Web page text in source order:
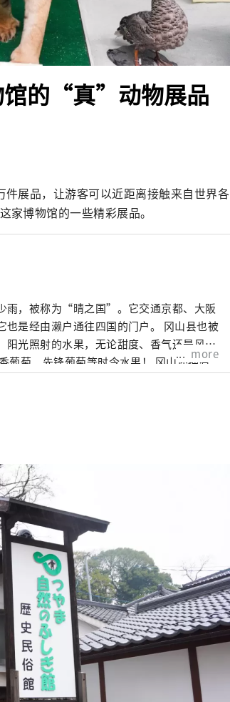
馆的“真”动物展品
展品，让游客可以近距离接触来自世界各
家博物馆的一些精彩展品。
雨，被称为“晴之国”。它交通京都、大阪
濑户通往四国的门户。 冈山县也被
光照射的水果，无论甜度、香气还是风
锋葡萄等时令水果！ 冈山还拥有
之一的冈山后乐园以及拥有历史、文化和
more